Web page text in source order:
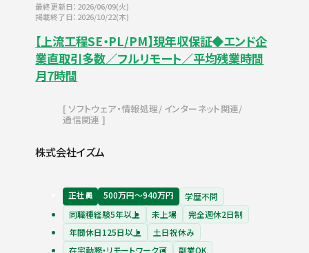
最終更新日：2026/06/09(火)
掲載終了日：2026/10/22(木)
【上流工程SE・PL/PM】現年収保証◆エンド企
業直取引多数／フルリモート／平均残業時間
月7時間
ソフトウェア・情報処理 インターネット関連
通信関連
株式会社イズム
正社員 500万円〜940万円
学歴不問
同職種経験5年以上
未上場
完全週休2日制
年間休日125日以上
土日祝休み
在宅勤務・リモートワーク可
副業OK